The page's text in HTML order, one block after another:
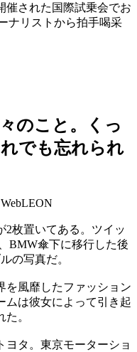
催された国際試乗会でお
ナリストから拍手喝采
のこと。くっ
でも忘れられ
2枚置いてある。ツイッ
BMW傘下に移行した後
の写真だ。
を風靡したファッション
ムは彼女によって引き起
。
ヨタ。東京モーターショ